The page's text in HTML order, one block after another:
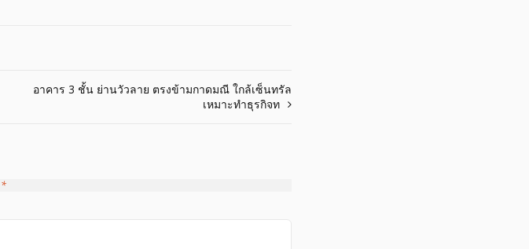
อาคาร 3 ชั้น ย่านวัวลาย ตรงข้ามกาดมณี ใกล้เซ็นทรัล
เหมาะทำธุรกิจท
*